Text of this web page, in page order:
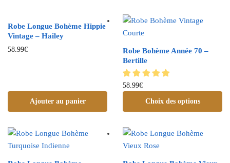
Robe Longue Bohème Hippie
Vintage – Hailey
58.99€
Ajouter au panier
Robe Bohème Année 70 –
Bertille
58.99€
Choix des options